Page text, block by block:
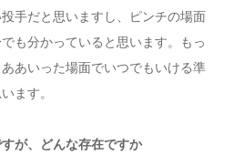
手だと思いますし、ピンチの場面
も分かっていると思います。もっ
あいった場面でいつでもいける準
ます。
が、どんな存在ですか